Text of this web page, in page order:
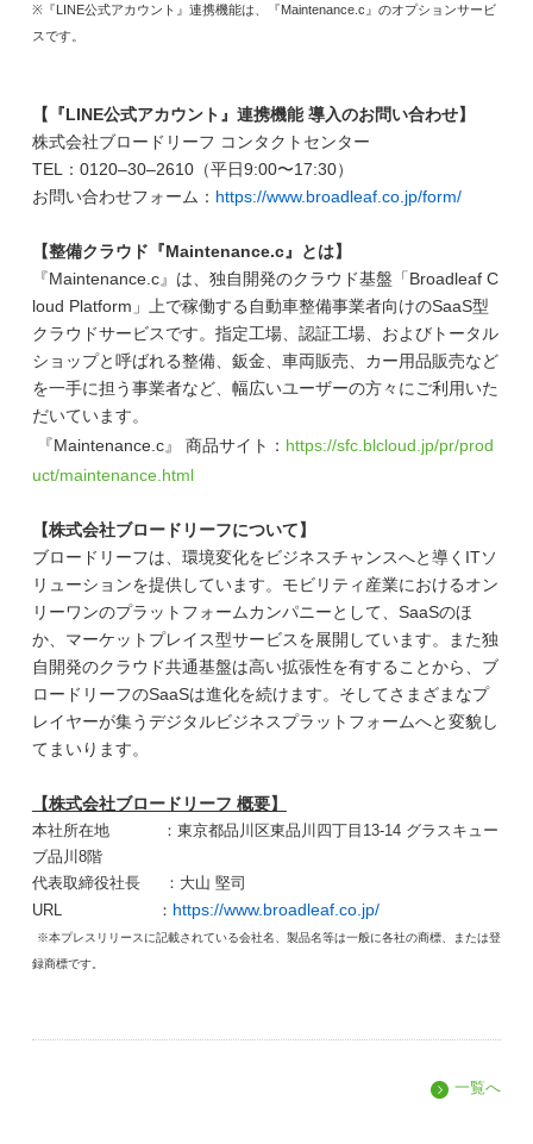
※『LINE公式アカウント』連携機能は、『Maintenance.c 』のオプションサービ
スです。
【『LINE公式アカウント』連携機能 導入のお問い合わせ】
株式会社ブロードリーフ コンタクトセンター
TEL：0120–30–2610（平日9:00〜17:30）
お問い合わせフォーム： https://www.broadleaf.co.jp/form/
【整備クラウド『Maintenance.c』とは】
『Maintenance.c』は、独自開発のクラウド基盤「Broadleaf C
loud Platform 」上で稼働する自動車整備事業者向けのSaaS型
クラウドサービスです。指定工場、認証工場、およびトータル
ショップと呼ばれる整備、鈑金、車両販売、カー用品販売など
を一手に担う事業者など、幅広いユーザーの方々にご利用いた
だいています。
『Maintenance.c』 商品サイト： https://sfc.blcloud.jp/pr/prod
uct/maintenance.html
【株式会社ブロードリーフについて】
ブロードリーフは、環境変化をビジネスチャンスへと導くITソ
リューションを提供しています。モビリティ産業におけるオン
リーワンのプラットフォームカンパニーとして、SaaSのほ
か、マーケットプレイス型サービスを展開しています。また独
自開発のクラウド共通基盤は高い拡張性を有することから、ブ
ロードリーフのSaaSは進化を続けます。そしてさまざまなプ
レイヤーが集うデジタルビジネスプラットフォームへと変貌し
てまいります。
【株式会社ブロードリーフ 概要】
本社所在地 ：東京都品川区東品川四丁目 13‐14 グラスキュー
ブ品川 8階
代表取締役社長 ： 大山 堅司
URL
： https://www.broadleaf.co.jp/
※本プレスリリースに記載されている会社名、製品名等は一般に各社の商標、または登
録商標です。
一覧へ